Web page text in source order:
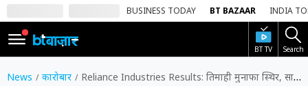
BUSINESS TODAY BT BAZAAR INDIA
BT TV Search
SIGN
IN
News कारोबार Reliance Industries Results: तिमाही मुनाफा स्थिर, सालाना आय 69,621 करोड़ रुपये के रिकॉर्ड स्तर पर पहुंची